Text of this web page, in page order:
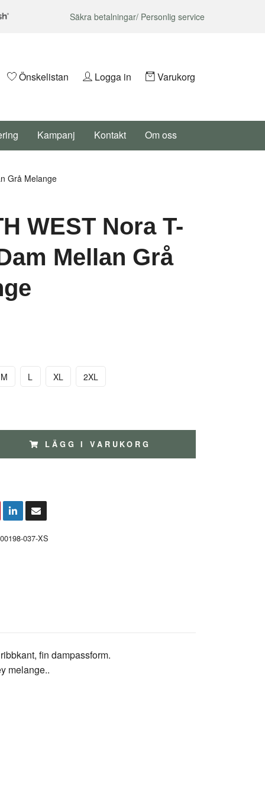
Säkra betalningar/ Personlig service
Önskelistan Logga in Varukorg
Kampanj Kontakt Om oss
Grå Melange
WEST Nora T-
Mellan Grå
M L XL 2XL
LÄGG I VARUKORG
037-XS
fin dampassform.
melange..